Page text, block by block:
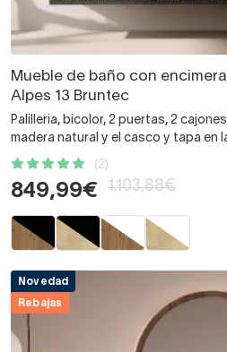
Mueble de baño con
Alpes 13 Bruntec
Palilleria, bicolor, 2 puertas, 2
madera natural y el casco y tapa en
(2)
849,99€ 1.103,88€
Novedad
Rebajas